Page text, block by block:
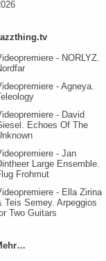
- NORLYZ.
- Agneya.
Teleology
- David
Echoes Of The
- Jan
Large Ensemble.
Frohmut
- Ella Zirina
Teis Semey. Arpeggios
Two Guitars